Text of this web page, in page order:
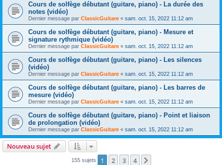
Cours de solfège débutant (guitare, piano) - La durée des
notes (vidéo)
Dernier message par ClassicGuitare « sam. oct. 15, 2022 11:12 am
Cours de solfège débutant (guitare, piano) - Mesure et
signature rythmique (vidéo)
Dernier message par ClassicGuitare « sam. oct. 15, 2022 11:12 am
Cours de solfège débutant (guitare, piano) - Les silences
(vidéo)
Dernier message par ClassicGuitare « sam. oct. 15, 2022 11:12 am
Cours de solfège débutant (guitare, piano) - Les barres de
mesure (vidéo)
Dernier message par ClassicGuitare « sam. oct. 15, 2022 11:12 am
Cours de solfège débutant (guitare, piano) - Point et liaison
de prolongation (vidéo)
Dernier message par ClassicGuitare « sam. oct. 15, 2022 11:12 am
Nouveau sujet
155 sujets 1 2 3 4